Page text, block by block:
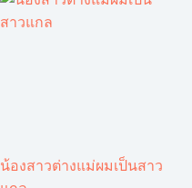
น้องสาวต่างแม่ผมเป็นสาว